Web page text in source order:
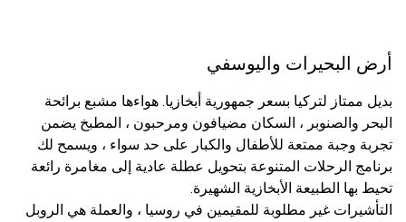
أرض البحيرات واليوسفي
بديل ممتاز لتركيا بسعر جمهورية أبخازيا. هواءها مشبع برائحة
البحر والصنوبر ، السكان مضيافون ومرحبون ، المطبخ يضمن
تجربة وجبة ممتعة للأطفال والكبار على حد سواء ، ويسمح لك
برنامج الرحلات المتنوعة بتحويل عطلة عادية إلى مغامرة رائعة
تحيط بها الطبيعة الأبخازية الشهيرة.
التأشيرات غير مطلوبة للمقيمين في روسيا ، والعملة هي الروبل